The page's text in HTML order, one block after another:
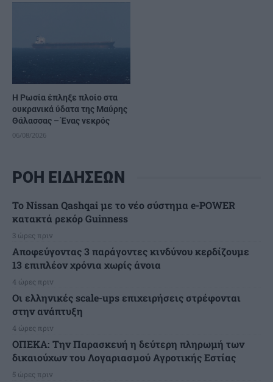
Η Ρωσία έπληξε πλοίο στα
ουκρανικά ύδατα της Μαύρης
Θάλασσας – Ένας νεκρός
06/08/2026
ΡΟΗ ΕΙΔΗΣΕΩΝ
Το Nissan Qashqai με το νέο σύστημα e-POWER
κατακτά ρεκόρ Guinness
3 ώρες πριν
Αποφεύγοντας 3 παράγοντες κινδύνου κερδίζουμε
13 επιπλέον χρόνια χωρίς άνοια
4 ώρες πριν
Οι ελληνικές scale-ups επιχειρήσεις στρέφονται
στην ανάπτυξη
4 ώρες πριν
ΟΠΕΚΑ: Την Παρασκευή η δεύτερη πληρωμή των
δικαιούχων του Λογαριασμού Αγροτικής Εστίας
5 ώρες πριν